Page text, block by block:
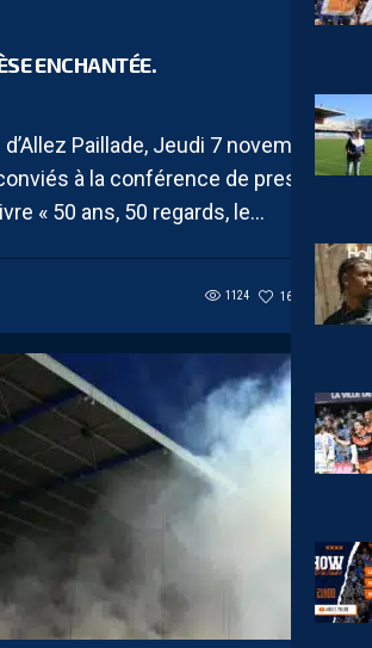
ENCHANTÉE.
d’Allez Paillade, Jeudi 7 novembre
à la conférence de presse
« 50 ans, 50 regards, le...
1124 161